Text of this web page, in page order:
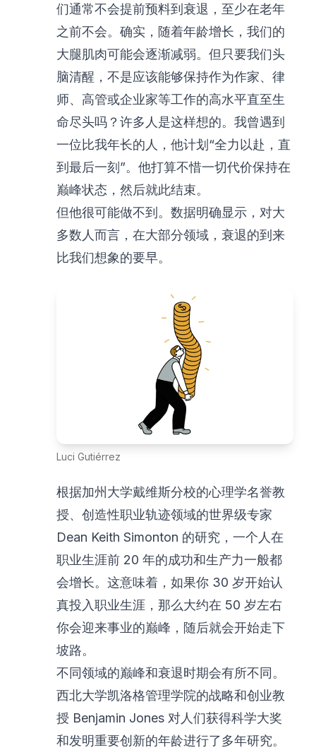
们通常不会提前预料到衰退，至少在老年
之前不会。确实，随着年龄增长，我们的
大腿肌肉可能会逐渐减弱。但只要我们头
脑清醒，不是应该能够保持作为作家、律
师、高管或企业家等工作的高水平直至生
命尽头吗？许多人是这样想的。我曾遇到
一位比我年长的人，他计划“全力以赴，直
到最后一刻”。他打算不惜一切代价保持在
巅峰状态，然后就此结束。
但他很可能做不到。数据明确显示，对大
多数人而言，在大部分领域，衰退的到来
比我们想象的要早。
Luci Gutiérrez
根据加州大学戴维斯分校的心理学名誉教
授、创造性职业轨迹领域的世界级专家
Dean Keith Simonton 的研究，一个人在
职业生涯前 20 年的成功和生产力一般都
会增长。这意味着，如果你 30 岁开始认
真投入职业生涯，那么大约在 50 岁左右
你会迎来事业的巅峰，随后就会开始走下
坡路。
不同领域的巅峰和衰退时期会有所不同。
西北大学凯洛格管理学院的战略和创业教
授 Benjamin Jones 对人们获得科学大奖
和发明重要创新的年龄进行了多年研究。